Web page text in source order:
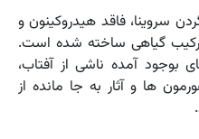
سروینا، فاقد هیدروکینون و
گیاهی ساخته شده است.
بوجود آمده ناشی از آفتاب،
ها و آثار به جا مانده از